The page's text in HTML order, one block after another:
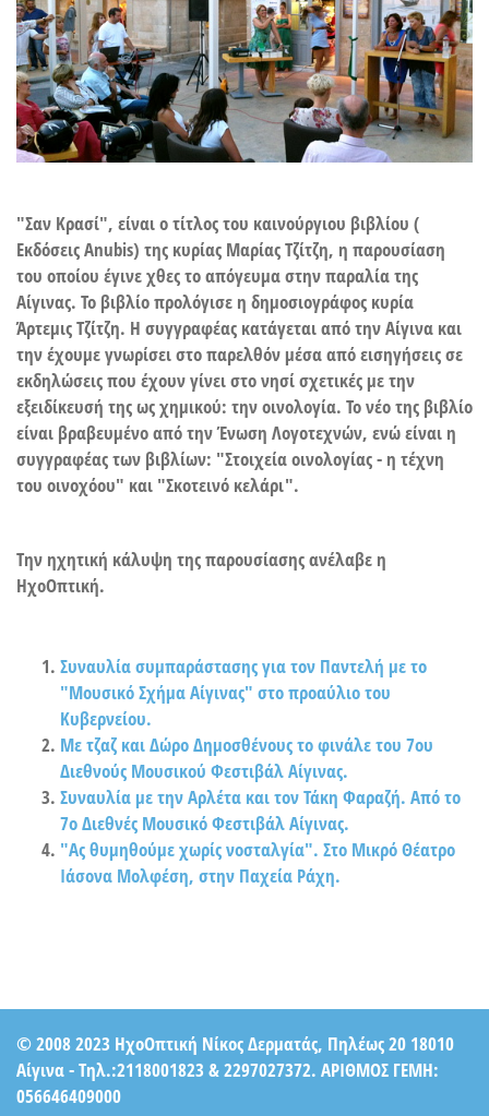
"Σαν Κρασί", είναι ο τίτλος του καινούργιου βιβλίου (
Εκδόσεις Anubis) της κυρίας Μαρίας Τζίτζη, η παρουσίαση
του οποίου έγινε χθες το απόγευμα στην παραλία της
Αίγινας. Το βιβλίο προλόγισε η δημοσιογράφος κυρία
Άρτεμις Τζίτζη. Η συγγραφέας κατάγεται από την Αίγινα και
την έχουμε γνωρίσει στο παρελθόν μέσα από εισηγήσεις σε
εκδηλώσεις που έχουν γίνει στο νησί σχετικές με την
εξειδίκευσή της ως χημικού: την οινολογία. Το νέο της βιβλίο
είναι βραβευμένο από την Ένωση Λογοτεχνών, ενώ είναι η
συγγραφέας των βιβλίων: "Στοιχεία οινολογίας - η τέχνη
του οινοχόου" και "Σκοτεινό κελάρι".
Την ηχητική κάλυψη της παρουσίασης ανέλαβε η
ΗχοΟπτική.
Συναυλία συμπαράστασης για τον Παντελή με το
"Μουσικό Σχήμα Αίγινας" στο προαύλιο του
Κυβερνείου.
Με τζαζ και Δώρο Δημοσθένους το φινάλε του 7ου
Διεθνούς Μουσικού Φεστιβάλ Αίγινας.
Συναυλία με την Αρλέτα και τον Τάκη Φαραζή. Από το
7ο Διεθνές Μουσικό Φεστιβάλ Αίγινας.
"Ας θυμηθούμε χωρίς νοσταλγία". Στο Μικρό Θέατρο
Ιάσονα Μολφέση, στην Παχεία Ράχη.
© 2008 2023 ΗχοΟπτική Νίκος Δερματάς, Πηλέως 20 18010
Αίγινα - Τηλ.:2118001823 & 2297027372. ΑΡΙΘΜΟΣ ΓΕΜΗ:
056646409000